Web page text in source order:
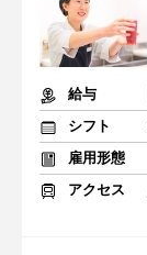
給与
シフト
雇用形態
アクセス